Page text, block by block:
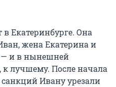
Екатеринбурге. Она
жена Екатерина и
— и в нынешней
к лучшему. После начала
Ивану урезали